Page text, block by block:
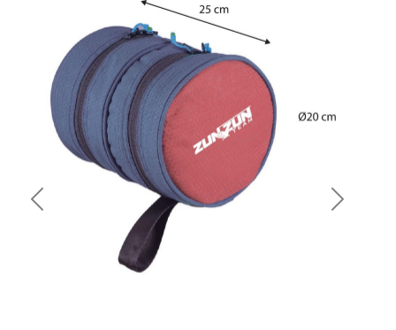
Previous Next